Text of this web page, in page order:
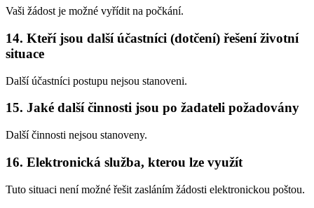
Vaši žádost je možné vyřídit na počkání.
14. Kteří jsou další účastníci (dotčení) řešení životní
situace
Další účastníci postupu nejsou stanoveni.
15. Jaké další činnosti jsou po žadateli požadovány
Další činnosti nejsou stanoveny.
16. Elektronická služba, kterou lze využít
Tuto situaci není možné řešit zasláním žádosti elektronickou poštou.